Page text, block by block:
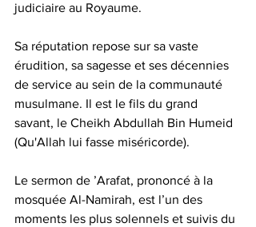
judiciaire au Royaume.
Sa réputation repose sur sa vaste
érudition, sa sagesse et ses décennies
de service au sein de la communauté
musulmane. Il est le fils du grand
savant, le Cheikh Abdullah Bin Humeid
(Qu'Allah lui fasse miséricorde).
Le sermon de ’Arafat, prononcé à la
mosquée Al-Namirah, est l’un des
moments les plus solennels et suivis du